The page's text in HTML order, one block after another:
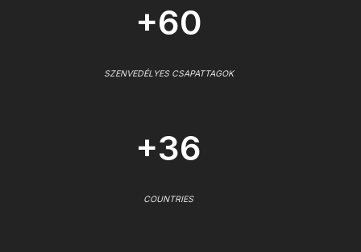
+60
SZENVEDÉLYES CSAPATTAGOK
+36
COUNTRIES